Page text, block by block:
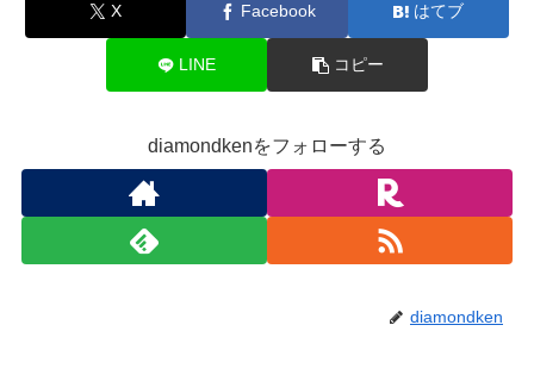
X Facebook はてブ
LINE コピー
diamondkenをフォローする
diamondken